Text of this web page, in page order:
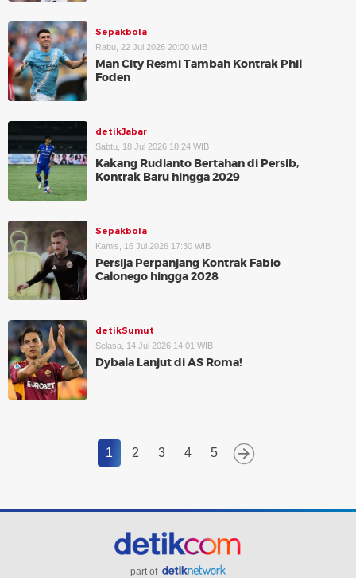
Sepakbola
Rabu, 22 Jul 2026 20:00 WIB
Man City Resmi Tambah Kontrak Phil
Foden
detikJabar
Sabtu, 18 Jul 2026 18:24 WIB
Kakang Rudianto Bertahan di Persib,
Kontrak Baru hingga 2029
Sepakbola
Kamis, 16 Jul 2026 17:30 WIB
Persija Perpanjang Kontrak Fabio
Calonego hingga 2028
detikSumut
Selasa, 14 Jul 2026 14:01 WIB
Dybala Lanjut di AS Roma!
1 2 3 4 5
part of